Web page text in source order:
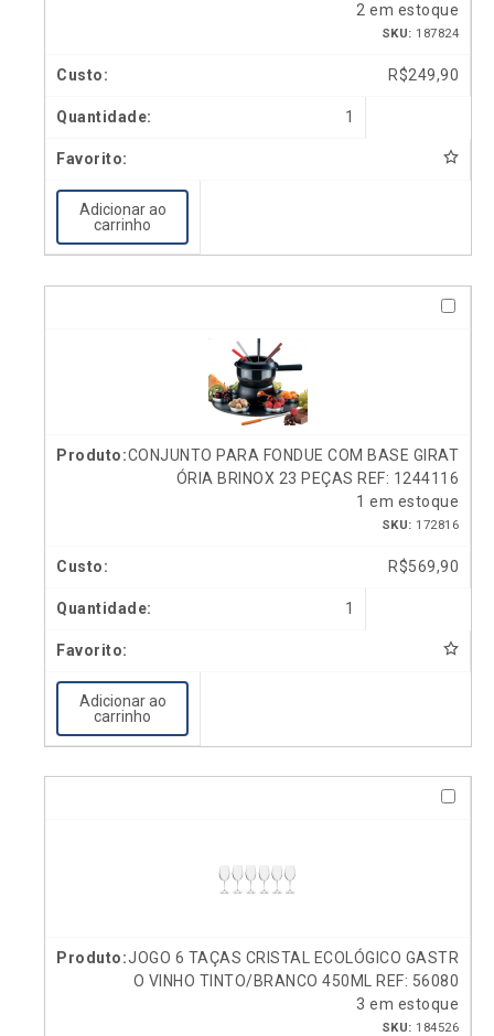
2 em estoque
SKU: 187824
R$249,90
1
Adicionar ao
carrinho
CONJUNTO PARA FONDUE COM BASE GIRAT
ÓRIA BRINOX 23 PEÇAS REF: 1244116
1 em estoque
SKU: 172816
R$569,90
1
Adicionar ao
carrinho
JOGO 6 TAÇAS CRISTAL ECOLÓGICO GASTR
O VINHO TINTO/BRANCO 450ML REF: 56080
3 em estoque
SKU: 184526